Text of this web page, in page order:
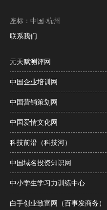
座标：中国·杭州
联系我们
元天赋测评网
中国企业培训网
中国营销策划网
中国爱情文化网
科技前沿（科技河）
中国域名投资知识网
中小学生学习力训练中心
白手创业致富网（百事发商务）